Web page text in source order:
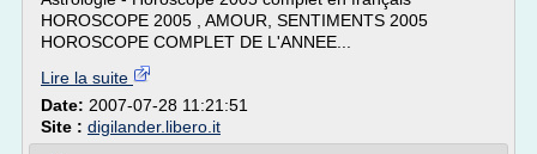
HOROSCOPE 2005 , AMOUR, SENTIMENTS 2005
HOROSCOPE COMPLET DE L'ANNEE...
Lire la suite
Date: 2007-07-28 11:21:51
Site : digilander.libero.it